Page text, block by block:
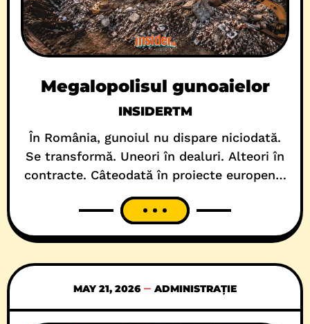
Megalopolisul gunoaielor
INSIDERTM
În România, gunoiul nu dispare niciodată.
Se transformă. Uneori în dealuri. Alteori în
contracte. Câteodată în proiecte europene,
cu titluri verzi și randări curate, unde
natura zâmbește digital, iar administrația
publică vorbește despre… marea economie
gunoaie! Așa e și la Timișoara, unde
povestea începe frumos, aproape
scandinav,
MAY 21, 2026 ADMINISTRAȚIE